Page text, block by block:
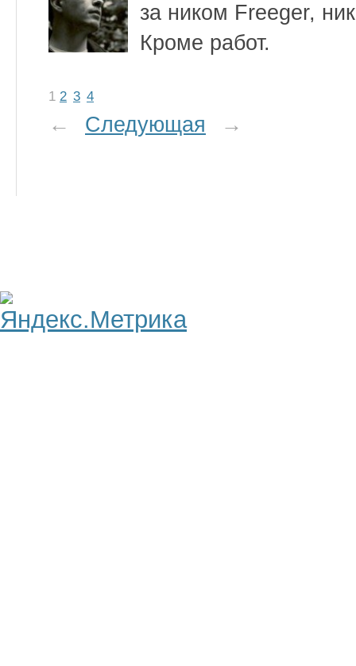
за ником Freeger,
Кроме работ.
1 2 3 4
← Следующая →